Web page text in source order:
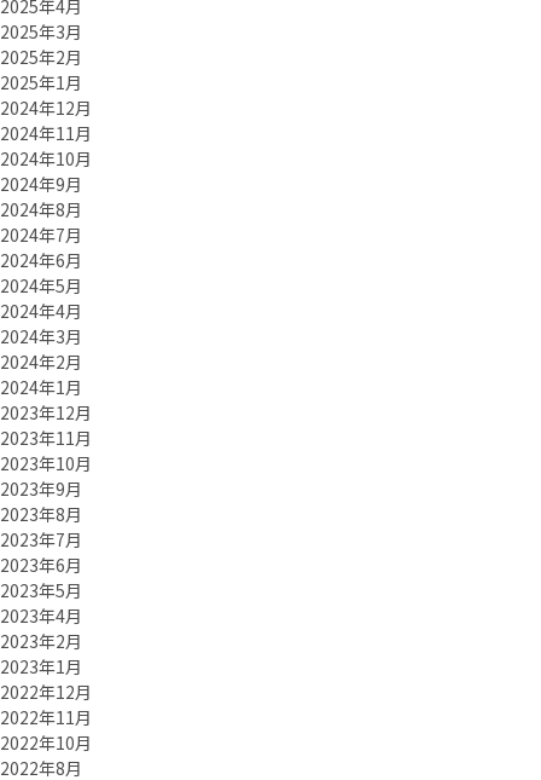
2025年4月
2025年3月
2025年2月
2025年1月
2024年12月
2024年11月
2024年10月
2024年9月
2024年8月
2024年7月
2024年6月
2024年5月
2024年4月
2024年3月
2024年2月
2024年1月
2023年12月
2023年11月
2023年10月
2023年9月
2023年8月
2023年7月
2023年6月
2023年5月
2023年4月
2023年2月
2023年1月
2022年12月
2022年11月
2022年10月
2022年8月